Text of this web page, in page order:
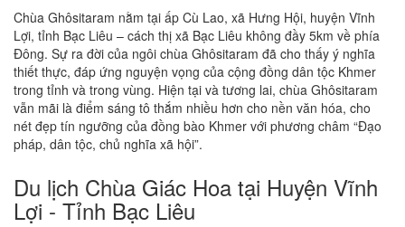
Chùa Ghôsitaram nằm tại ấp Cù Lao, xã Hưng Hội, huyện Vĩnh
Lợi, tỉnh Bạc Liêu – cách thị xã Bạc Liêu không đầy 5km về phía
Đông. Sự ra đời của ngôi chùa Ghôsitaram đã cho thấy ý nghĩa
thiết thực, đáp ứng nguyện vọng của cộng đồng dân tộc Khmer
trong tỉnh và trong vùng. Hiện tại và tương lai, chùa Ghôsitaram
vẫn mãi là điểm sáng tô thắm nhiều hơn cho nền văn hóa, cho
nét đẹp tín ngưỡng của đồng bào Khmer với phương châm “Đạo
pháp, dân tộc, chủ nghĩa xã hội”.
Du lịch Chùa Giác Hoa tại Huyện Vĩnh
Lợi - Tỉnh Bạc Liêu